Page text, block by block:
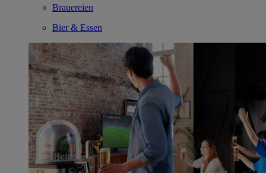
Brauereien
Bier & Essen